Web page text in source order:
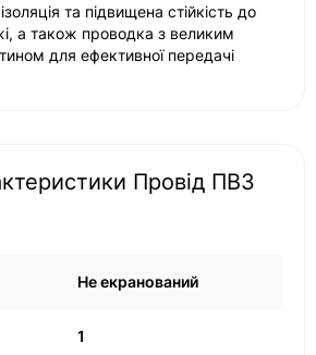
та підвищена стійкість до
а також проводка з великим
для ефективної передачі
Провід ПВ3
Не екранований
1